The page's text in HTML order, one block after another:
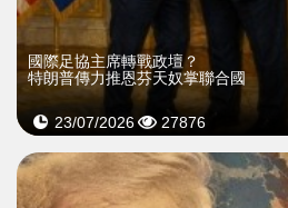
國際足協主席轉戰政壇？
特朗普傳力推恩芬天奴掌聯合國
23/07/2026 27876